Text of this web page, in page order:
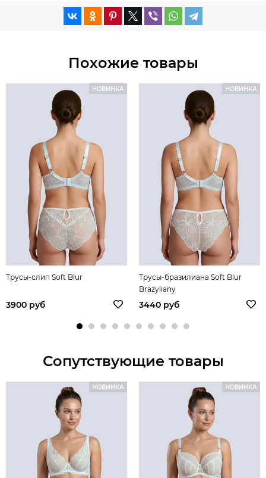
Похожие товары
НОВИНКА
Трусы-слип Soft Blur
3900 руб
НОВИНКА
Трусы-бразилиана Soft Blur
Brazyliany
3440 руб
Сопутствующие товары
НОВИНКА НОВИНКА